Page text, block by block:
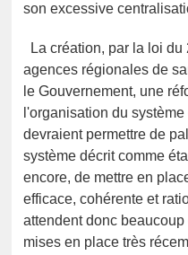
son excessive
La création, par la loi
agences régionales de
le Gouvernement, une
l'organisation du
devraient permettre de
système décrit comme
encore, de mettre en
efficace, cohérente et
attendent donc
mises en place très